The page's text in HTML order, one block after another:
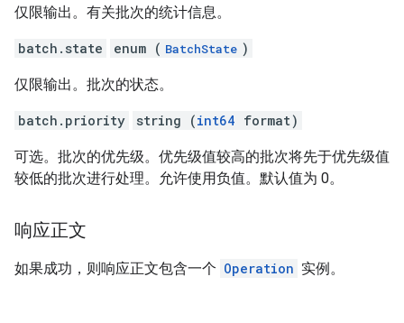
仅限输出。有关批次的统计信息。
batch.state enum ( BatchState )
仅限输出。批次的状态。
batch.priority string (int64 format)
可选。批次的优先级。优先级值较高的批次将先于优先级值
较低的批次进行处理。允许使用负值。默认值为 0。
响应正文
如果成功，则响应正文包含一个 Operation 实例。